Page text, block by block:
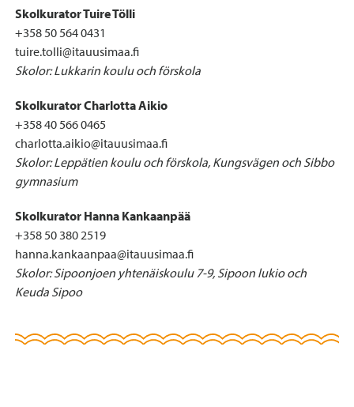
Skolkurator Tuire Tölli
+358 50 564 0431
tuire.tolli@itauusimaa.fi
Skolor: Lukkarin koulu och förskola
Skolkurator Charlotta Aikio
+358 40 566 0465
charlotta.aikio@itauusimaa.fi
Skolor: Leppätien koulu och förskola, Kungsvägen och Sibbo
gymnasium
Skolkurator Hanna Kankaanpää
+358 50 380 2519
hanna.kankaanpaa@itauusimaa.fi
Skolor: Sipoonjoen yhtenäiskoulu 7-9, Sipoon lukio och
Keuda Sipoo